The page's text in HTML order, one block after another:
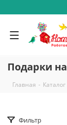
Подарки
Главная - Каталог
Фильтр